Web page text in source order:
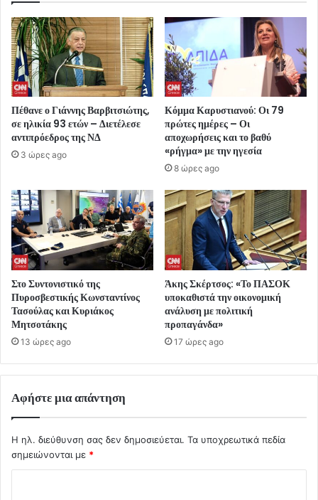
Πέθανε ο Γιάννης Βαρβιτσιώτης,
σε ηλικία 93 ετών – Διετέλεσε
αντιπρόεδρος της ΝΔ
3 ώρες ago
Κόμμα Καρυστιανού: Οι 79
πρώτες ημέρες – Οι
αποχωρήσεις και το βαθύ
«ρήγμα» με την ηγεσία
8 ώρες ago
Στο Συντονιστικό της
Πυροσβεστικής Κωνσταντίνος
Τασούλας και Κυριάκος
Μητσοτάκης
13 ώρες ago
Άκης Σκέρτσος: «Το ΠΑΣΟΚ
υποκαθιστά την οικονομική
ανάλυση με πολιτική
προπαγάνδα»
17 ώρες ago
Αφήστε μια απάντηση
Η ηλ. διεύθυνση σας δεν δημοσιεύεται. Τα υποχρεωτικά πεδία
σημειώνονται με *